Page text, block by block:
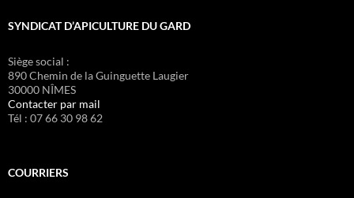
SYNDICAT D’APICULTURE DU GARD
Siège social :
890 Chemin de la Guinguette Laugier
30000 NÎMES
Contacter par mail
Tél : 07 66 30 98 62
COURRIERS